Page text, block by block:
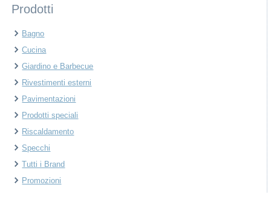
Prodotti
Bagno
Cucina
Giardino e Barbecue
Rivestimenti esterni
Pavimentazioni
Prodotti speciali
Riscaldamento
Specchi
Tutti i Brand
Promozioni